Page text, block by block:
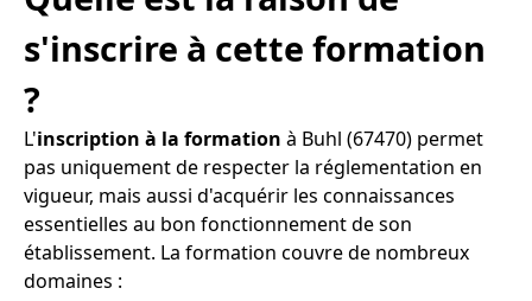
s'inscrire à cette formation
?
L'inscription à la formation à Buhl (67470) permet
pas uniquement de respecter la réglementation en
vigueur, mais aussi d'acquérir les connaissances
essentielles au bon fonctionnement de son
établissement. La formation couvre de nombreux
domaines :